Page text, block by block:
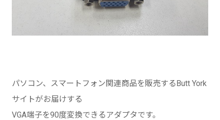
パソコン、スマートフォン関連商品を販売するButt York
サイトがお届けする
VGA端子を90度変換できるアダプタです。